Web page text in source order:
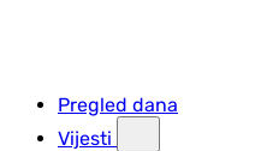
Pregled dana
Vijesti